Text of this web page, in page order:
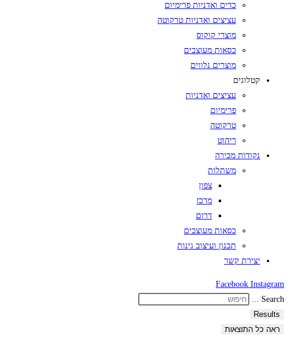
כדים ואדניות פרימיום
עציצים ואדניות טרקוטה
מוצרי קוקוס
כסאות מעוצבים
מוצרים נלווים
קטלוגים
עציצים ואדניות
פרימיום
טרקוטה
ריהוט
נקודות מכירה
משתלות
צפון
מרכז
דרום
כסאות מעוצבים
תכנון ועיצוב גינות
יצירת קשר
Facebook Instagram
Search ...
Results
ראה כל התוצאות